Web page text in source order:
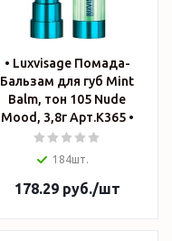
• Luxvisage Помада-
Бальзам для губ Mint
Balm, тон 105 Nude
Mood, 3,8г Арт.К365 •
184шт.
178.29руб./шт